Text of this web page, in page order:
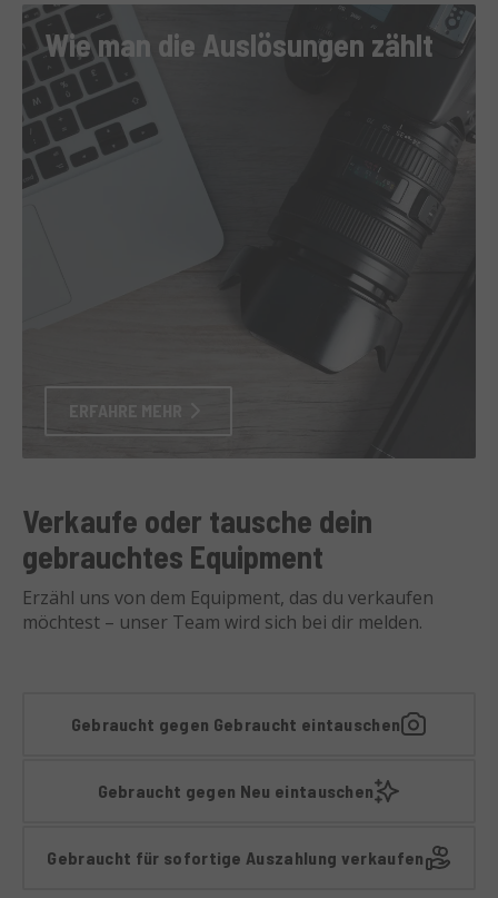
Wie man die Auslösungen zählt
ERFAHRE MEHR
Verkaufe oder tausche dein
gebrauchtes Equipment
Erzähl uns von dem Equipment, das du verkaufen
möchtest – unser Team wird sich bei dir melden.
Gebraucht gegen Gebraucht eintauschen
Gebraucht gegen Neu eintauschen
Gebraucht für sofortige Auszahlung verkaufen